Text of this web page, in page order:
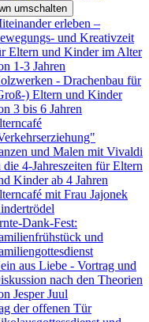
umschalten
erleben –
und Kreativzeit
Eltern und Kinder im Alter
1-3 Jahren
- Drachenbau für
) Eltern und Kinder
3 bis 6 Jahren
und Malen mit Vivaldi
die 4-Jahreszeiten für Eltern
Kinder ab 4 Jahren
mit Frau Jajonek
Dank-Fest:
und
aus Liebe - Vortrag und
nach den Theorien
Jesper Juul
der offenen Tür